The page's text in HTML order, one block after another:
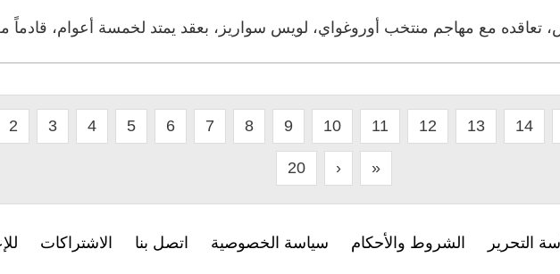
تعاقده مع مهاجم منتخب أوروغواي، لويس سواريز، بعقد يمتد لخمسة أعوام،
2 3 4 5 6 7 8 9 10 11 12 13 14
20 › »
التحرير الشروط والأحكام سياسة الخصوصية اتصل بنا الاشتراكات